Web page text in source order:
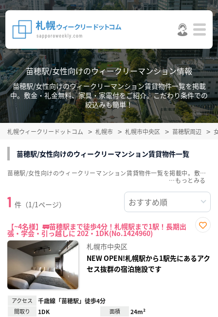
苗穂駅/女性向けのウィークリーマンション情報
苗穂駅/女性向けのウィークリーマンション賃貸物件一覧を掲載
中。敷金・礼金無料、家具・家電付をご紹介。こだわり条件での
絞込みも簡単！
札幌ウィークリードットコム 札幌市 札幌市中央区 苗穂駅周辺
苗穂駅/女性向けのウィークリーマンション賃貸物件一覧
1 件（1/1ページ）
【~4名様】🚃苗穂駅まで徒歩4分！札幌駅まで1駅！長期出
張・学会・引っ越しに 202・1DK(No.1424960)
録
札幌市中央区
NEW OPEN!札幌駅から1駅先にあるアク
セス抜群の宿泊施設です
アクセス 千歳線「苗穂駅」徒歩4分
間取り 1DK 面積 24m²
苗穂駅/女性向けのウィークリーマンション賃貸物件一覧を掲載中。敷金・礼金無料、家具・家電付をご紹介。こだわり条件での絞込みも簡単！
…